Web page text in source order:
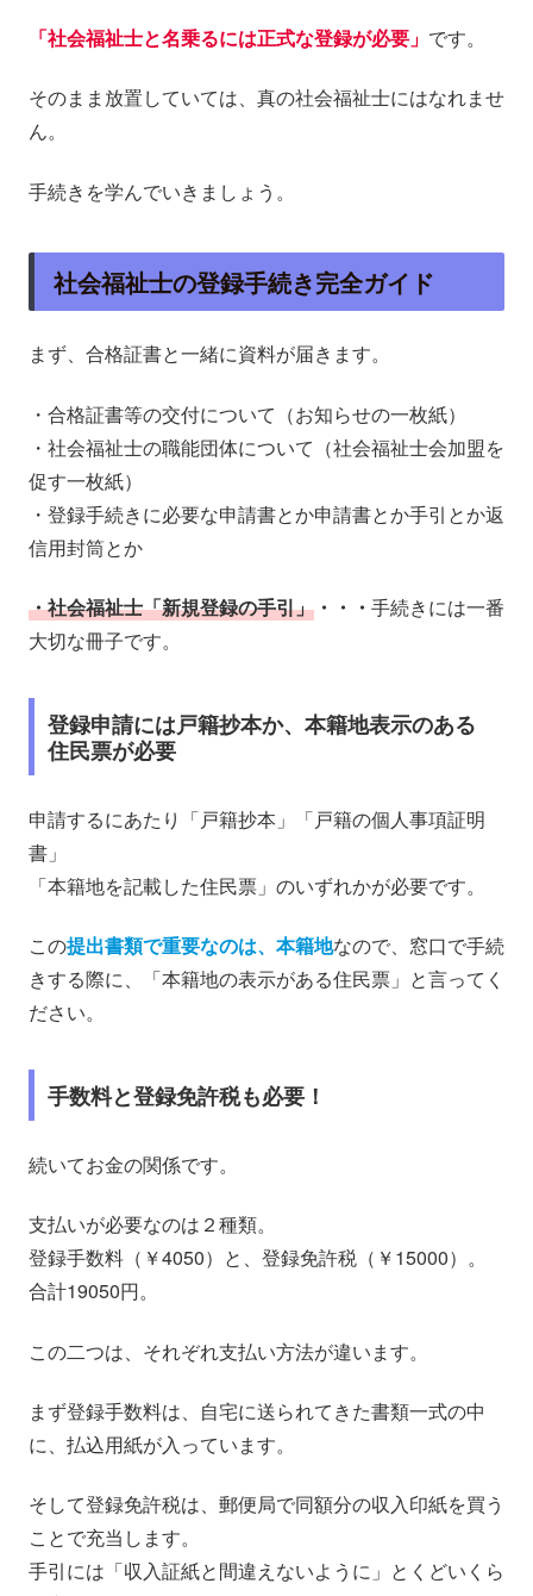
「社会福祉士と名乗るには正式な登録が必要」 です。
そのまま放置していては、真の社会福祉士にはなれませ
ん。
手続きを学んでいきましょう。
社会福祉士の登録手続き完全ガイド
まず、合格証書と一緒に資料が届きます。
・合格証書等の交付について（お知らせの一枚紙）
・社会福祉士の職能団体について（社会福祉士会加盟を
促す一枚紙）
・登録手続きに必要な申請書とか申請書とか手引とか返
信用封筒とか
・社会福祉士「新規登録の手引」 ・・・ 手続きには一番
大切な冊子です。
登録申請には戸籍抄本か、本籍地表示のある
住民票が必要
申請するにあたり 「戸籍抄本」「戸籍の個人事項証明
書」
「本籍地を記載した住民票」のいずれかが必要です。
この提出書類で重要なのは、本籍地なので、窓口で手続
きする際に、「本籍地の表示がある住民票」と言ってく
ださい。
手数料と登録免許税も必要！
続いてお金の関係です。
支払いが必要なのは２種類。
登録手数料（￥4050） と、 登録免許税（￥15000） 。
合計19050円。
この二つは、それぞれ支払い方法が違います。
まず登録手数料は、自宅に送られてきた書類一式の中
に、 払込用紙が入っています。
そして登録免許税は、郵便局で同額分の収入印紙を買う
ことで充当 します。
手引には「収入証紙と間違えないように」とくどいくら